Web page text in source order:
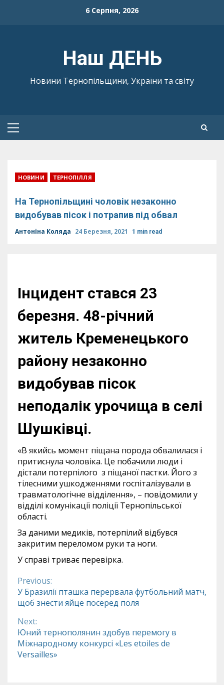
6 Серпня, 2026
Наш ДЕНЬ
Новини Тернопільщини, України та світу
Primary
НОВИНИ ТЕРНОПІЛЛЯ
На Тернопільщині чоловік незаконно
видобував пісок і потрапив під обвал
Антоніна Коляда 24 Березня, 2021 1 min read
Інцидент стався 23
березня. 48-річний
житель Кременецького
району незаконно
видобував пісок
неподалік урочища в селі
Шушківці.
«В якийсь момент піщана порода обвалилася і
притиснула чоловіка. Це побачили люди і
дістали потерпілого з піщаної пастки. Його з
тілесними ушкодженнями госпіталізували в
травматологічне відділення», – повідомили у
відділі комунікації поліції Тернопільської
області.
За даними медиків, потерпілий відбувся
закритим переломом руки та ноги.
У справі триває перевірка.
Continue
Reading
Previous:
У Бразилії пташка перервала футбольний матч,
щоб знести яйце посеред поля
Next:
Юний тернополянин здобув перемогу в
Міжнародному конкурсі «Les etoiles de
Versailles»